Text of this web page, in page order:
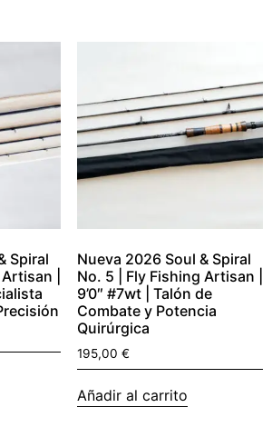
Spiral
|
Nueva 2026 Soul & Spiral
No. 5 | Fly Fishing Artisan |
9’0″ #7wt | Talón de
Combate y Potencia
Quirúrgica
195,00 €
Añadir al carrito